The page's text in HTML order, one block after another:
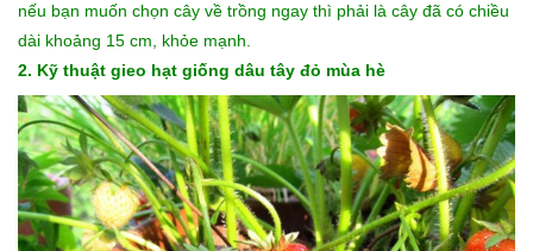
nếu bạn muốn chọn cây về trồng ngay thì phải là cây đã có chiều
dài khoảng 15 cm, khỏe mạnh.
2. Kỹ thuật gieo hạt giống dâu tây đỏ mùa hè